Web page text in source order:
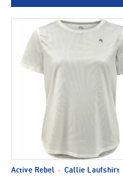
Active Rebel · Callie Laufshirt